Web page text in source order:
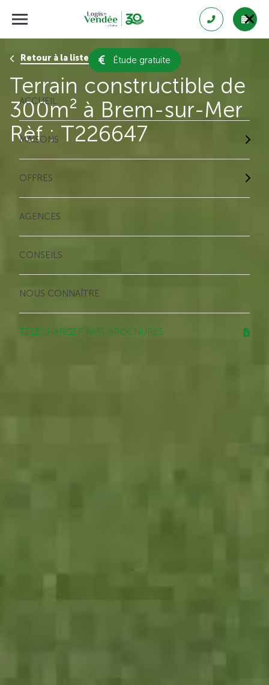
Étude gratuite
ACCUEIL
MAISONS
OFFRES
AGENCES
CONSEILS
NOUS CONNAÎTRE
TÉLÉCHARGER NOS BROCHURES
Retour à la liste des résultats
Terrain constructible de
300m² à Brem-sur-Mer
Rèf : T226647